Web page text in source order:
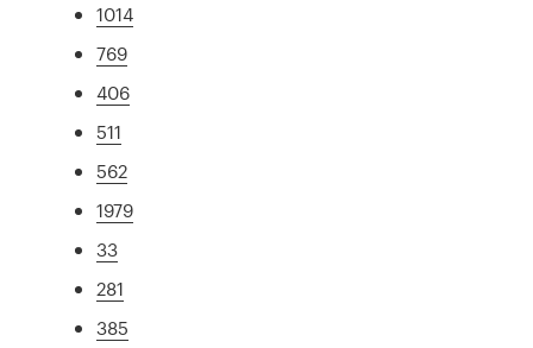
1014
769
406
511
562
1979
33
281
385